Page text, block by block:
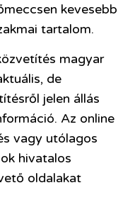
kevesebb
tartalom.
magyar
de
jelen állás
Az online
vagy utólagos
hivatalos
oldalakat